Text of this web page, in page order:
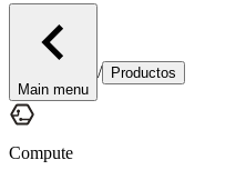
Main menu
/ Productos
Compute